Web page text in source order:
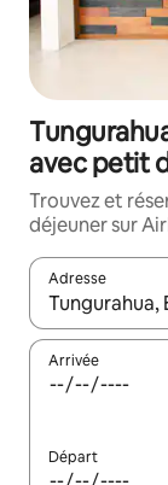
avec petit
Trouvez et
déjeuner sur
Adresse
Lorsque les
Arrivée
Départ